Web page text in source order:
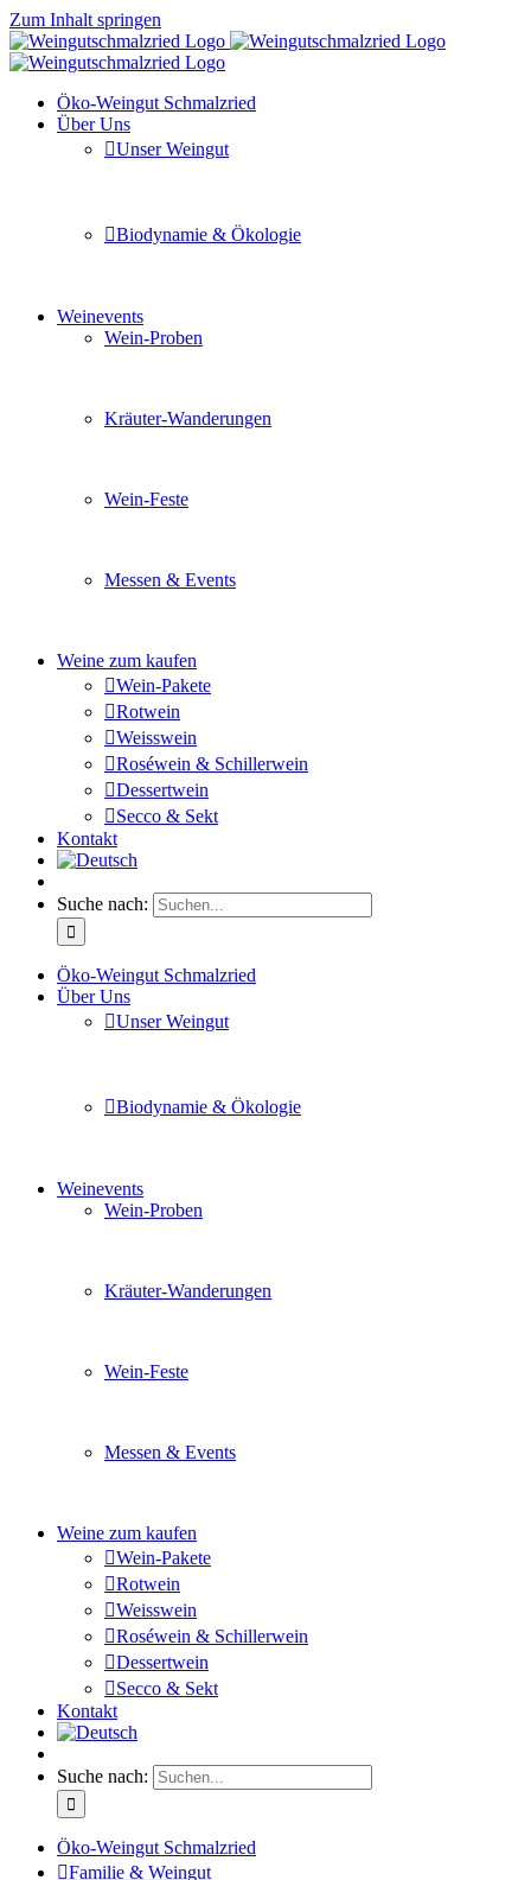
Zum Inhalt springen
Öko-Weingut Schmalzried
Über Uns
Unser Weingut
Biodynamie & Ökologie
Weinevents
Wein-Proben
Kräuter-Wanderungen
Wein-Feste
Messen & Events
Weine zum kaufen
Wein-Pakete
Rotwein
Weisswein
Roséwein & Schillerwein
Dessertwein
Secco & Sekt
Kontakt
Suche nach:
Öko-Weingut Schmalzried
Über Uns
Unser Weingut
Biodynamie & Ökologie
Weinevents
Wein-Proben
Kräuter-Wanderungen
Wein-Feste
Messen & Events
Weine zum kaufen
Wein-Pakete
Rotwein
Weisswein
Roséwein & Schillerwein
Dessertwein
Secco & Sekt
Kontakt
Suche nach:
Öko-Weingut Schmalzried
Familie & Weingut